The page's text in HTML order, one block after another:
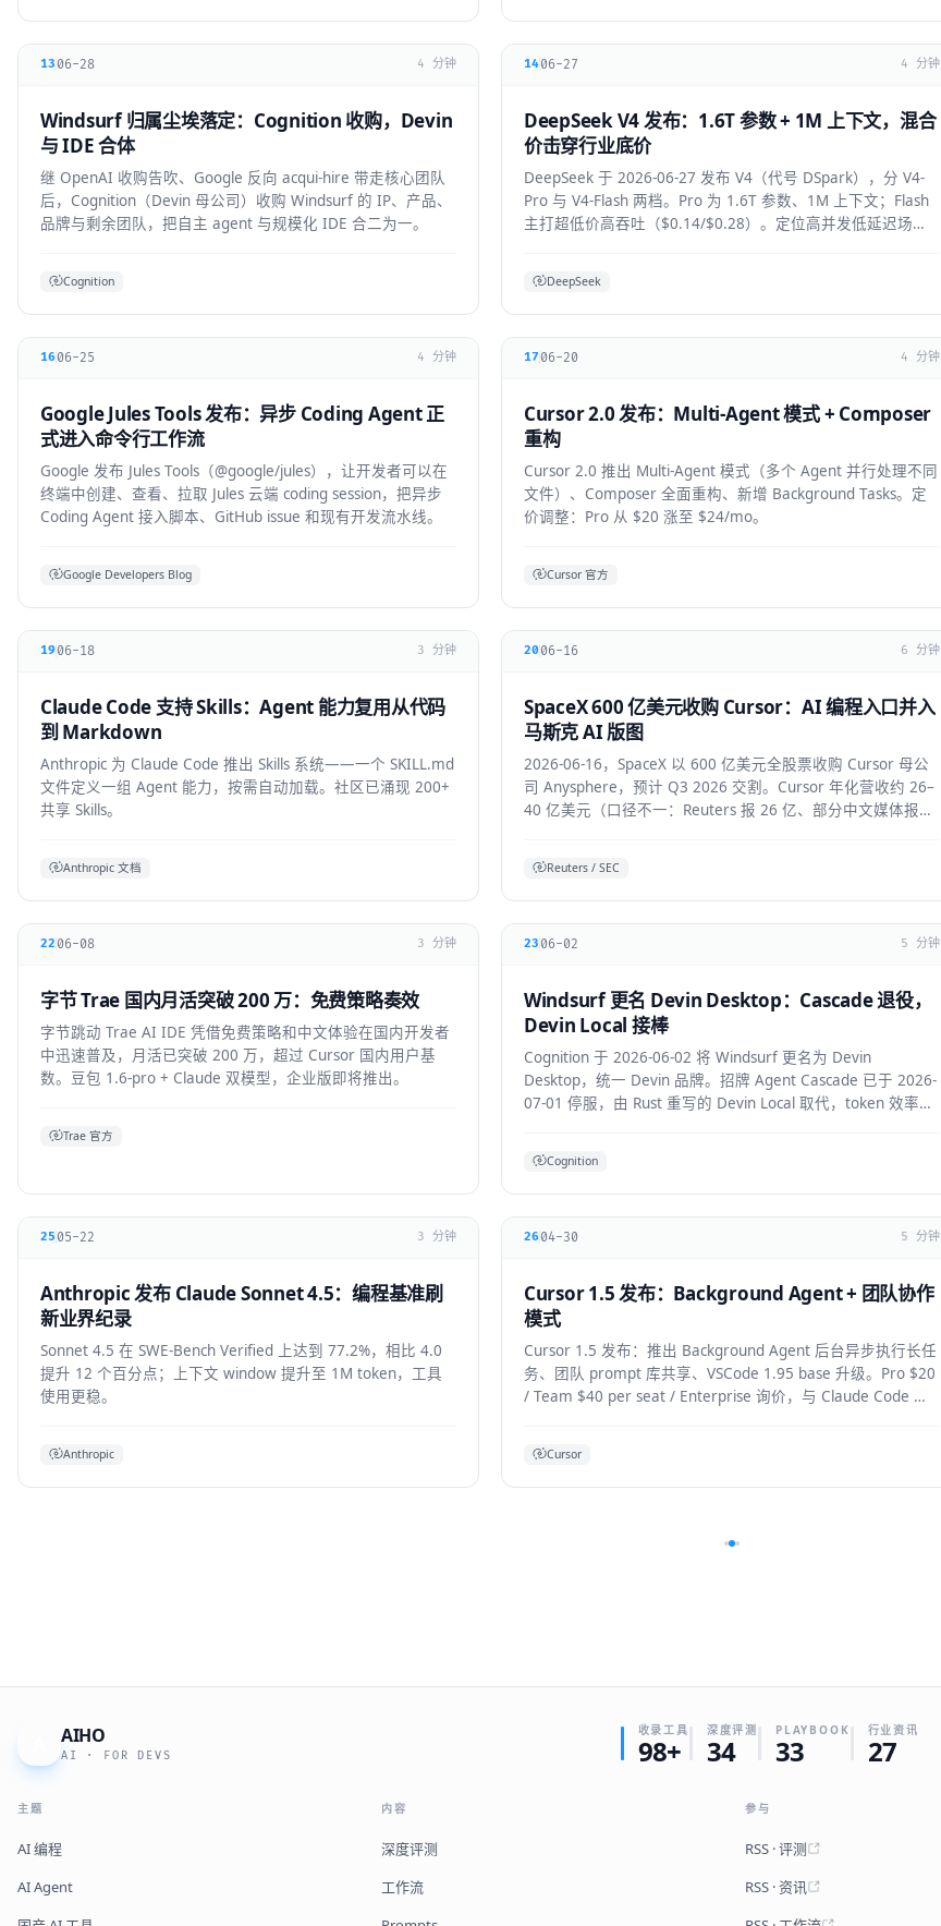
13 06-28 4 分钟
Windsurf 归属尘埃落定：Cognition 收购，Devin
与 IDE 合体
继 OpenAI 收购告吹、Google 反向 acqui-hire 带走核心团队
后，Cognition（Devin 母公司）收购 Windsurf 的 IP、产品、
品牌与剩余团队，把自主 agent 与规模化 IDE 合二为一。
Cognition
1406-27 4 分钟
DeepSeek V4 发布：1.6T 参数 + 1M 上下文，混合
价击穿行业底价
DeepSeek 于 2026-06-27 发布 V4（代号 DSpark），分 V4-
Pro 与 V4-Flash 两档。Pro 为 1.6T 参数、1M 上下文；Flash
主打超低价高吞吐（$0.14/$0.28）。定位高并发低延迟场
DeepSeek
1606-25 4 分钟
Google Jules Tools 发布：异步 Coding Agent 正
式进入命令行工作流
Google 发布 Jules Tools（@google/jules），让开发者可以在
终端中创建、查看、拉取 Jules 云端 coding session，把异步
Coding Agent 接入脚本、GitHub issue 和现有开发流水线。
Google Developers Blog
17 06-20 4 分钟
Cursor 2.0 发布：Multi-Agent 模式 + Composer
重构
Cursor 2.0 推出 Multi-Agent 模式（多个 Agent 并行处理不同
文件）、Composer 全面重构、新增 Background Tasks。定
价调整：Pro 从 $20 涨至 $24/mo。
Cursor 官方
1906-18 3 分钟
Claude Code 支持 Skills：Agent 能力复用从代码
到 Markdown
Anthropic 为 Claude Code 推出 Skills 系统——一个 SKILL.md
文件定义一组 Agent 能力，按需自动加载。社区已涌现 200+
共享 Skills。
Anthropic 文档
2006-16 6 分钟
SpaceX 600 亿美元收购 Cursor：AI 编程入口并入
马斯克 AI 版图
2026-06-16，SpaceX 以 600 亿美元全股票收购 Cursor 母公
司 Anysphere，预计 Q3 2026 交割。Cursor 年化营收约 26–
40 亿美元（口径不一：Reuters 报 26 亿、部分中文媒体报
Reuters / SEC
22 06-08 3 分钟
字节 Trae 国内月活突破 200 万：免费策略奏效
字节跳动 Trae AI IDE 凭借免费策略和中文体验在国内开发者
中迅速普及，月活已突破 200 万，超过 Cursor 国内用户基
数。豆包 1.6-pro + Claude 双模型，企业版即将推出。
Trae 官方
23 06-02 5 分钟
Windsurf 更名 Devin Desktop：Cascade 退役，
Devin Local 接棒
Cognition 于 2026-06-02 将 Windsurf 更名为 Devin
Desktop，统一 Devin 品牌。招牌 Agent Cascade 已于 2026-
07-01 停服，由 Rust 重写的 Devin Local 取代，token 效率提
Cognition
25 05-22 3 分钟
Anthropic 发布 Claude Sonnet 4.5：编程基准刷
新业界纪录
Sonnet 4.5 在 SWE-Bench Verified 上达到 77.2%，相比 4.0
提升 12 个百分点；上下文 window 提升至 1M token，工具
使用更稳。
Anthropic
2604-30 5 分钟
Cursor 1.5 发布：Background Agent + 团队协作
模式
Cursor 1.5 发布：推出 Background Agent 后台异步执行长任
务、团队 prompt 库共享、VSCode 1.95 base 升级。Pro $20
/ Team $40 per seat / Enterprise 询价，与 Claude Code 竞
Cursor
AIHO
AI · FOR DEVS
收录工具
98+
深度评测
34
PLAYBOOK
33
行业资讯
27
主题
AI 编程
AI Agent
内容
深度评测
工作流
参与
RSS · 评测
RSS · 资讯